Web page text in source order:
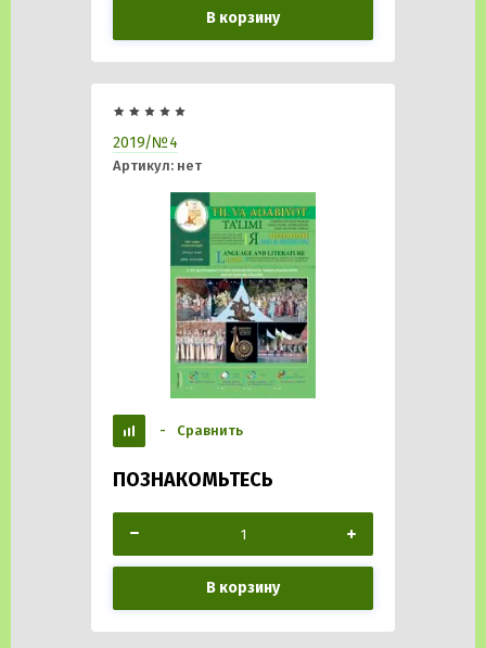
В корзину
2019/№4
Артикул: нет
- Сравнить
ПОЗНАКОМЬТЕСЬ
В корзину